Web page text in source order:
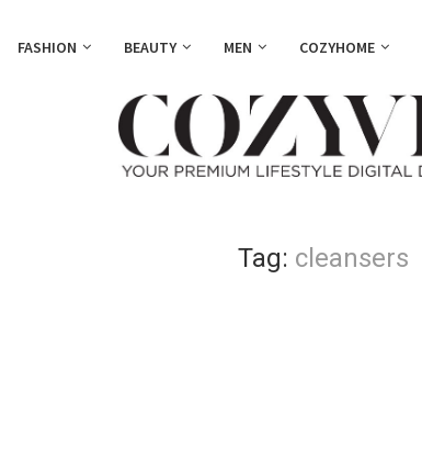
FASHION BEAUTY MEN COZYHOME
Tag: cleansers